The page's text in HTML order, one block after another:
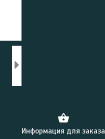
Информация для заказа